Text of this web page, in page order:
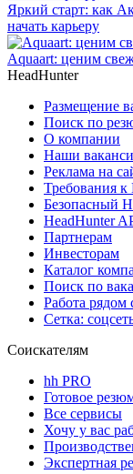
Яркий старт: как
начать карьеру
Aquaart: ценим
HeadHunter
Размещение
Поиск по
О компании
Наши
Реклама на
Требования
Безопасный
HeadHunter
Партнерам
Инвесторам
Каталог
Поиск по
Работа рядом
Сетка:
Соискателям
hh PRO
Готовое
Все сервисы
Хочу у вас
Экспертная